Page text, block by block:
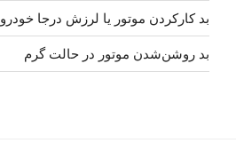
بد کارکردن موتور یا لرزش درجا خودرو
بد روشن‌شدن موتور در حالت گرم